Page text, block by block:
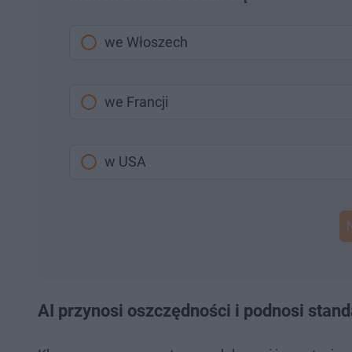
we Włoszech
we Francji
w USA
AI przynosi oszczędności i podnosi